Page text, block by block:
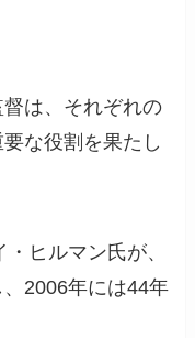
は、それぞれの
な役割を果たし
ヒルマン氏が、
2006年には44年